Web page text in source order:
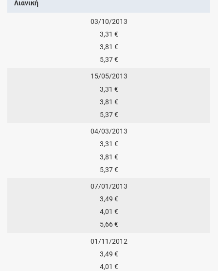
Λιανική
03/10/2013
3,31 €
3,81 €
5,37 €
15/05/2013
3,31 €
3,81 €
5,37 €
04/03/2013
3,31 €
3,81 €
5,37 €
07/01/2013
3,49 €
4,01 €
5,66 €
01/11/2012
3,49 €
4,01 €